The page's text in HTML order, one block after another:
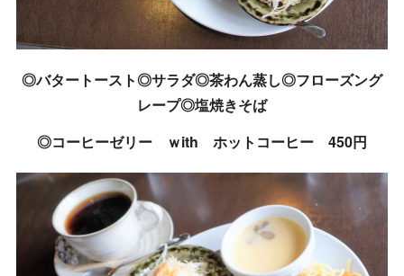
◎バタートースト◎サラダ◎茶わん蒸し◎フローズング
レープ◎塩焼きそば
◎コーヒーゼリー ｗith ホットコーヒー 450円